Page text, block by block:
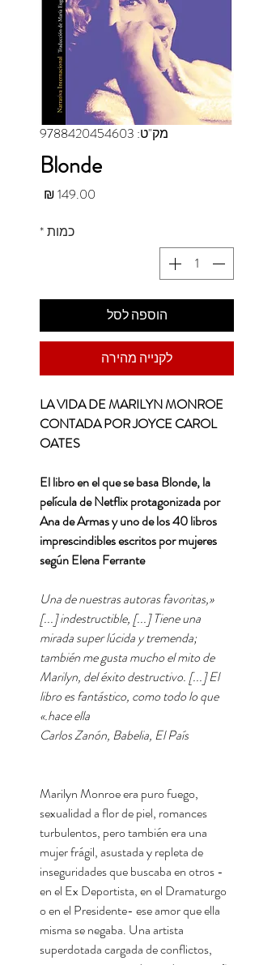
מק"ט: 9788420454603
Blonde
כמות*
הוספה לסל
לקנייה מהירה
LA VIDA DE MARILYN MONROE
CONTADA POR JOYCE CAROL
OATES
El libro en el que se basa Blonde, la
película de Netflix protagonizada por
Ana de Armas y uno de los 40 libros
imprescindibles escritos por mujeres
según Elena Ferrante
«Una de nuestras autoras favoritas,
[...] indestructible, [...] Tiene una
mirada super lúcida y tremenda;
también me gusta mucho el mito de
Marilyn, del éxito destructivo. [...] El
libro es fantástico, como todo lo que
hace ella.»
Carlos Zanón, Babelia, El País
Marilyn Monroe era puro fuego,
sexualidad a flor de piel, romances
turbulentos, pero también era una
mujer frágil, asustada y repleta de
inseguridades que buscaba en otros -
en el Ex Deportista, en el Dramaturgo
o en el Presidente- ese amor que ella
misma se negaba. Una artista
superdotada cargada de conflictos,